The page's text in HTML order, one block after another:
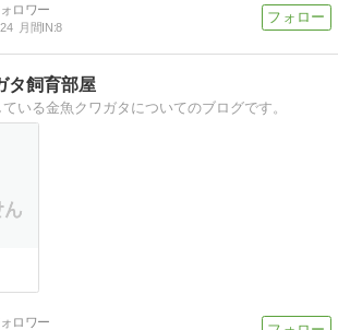
24 月間IN:8
タ飼育部屋
いる金魚クワガタについてのブログです。